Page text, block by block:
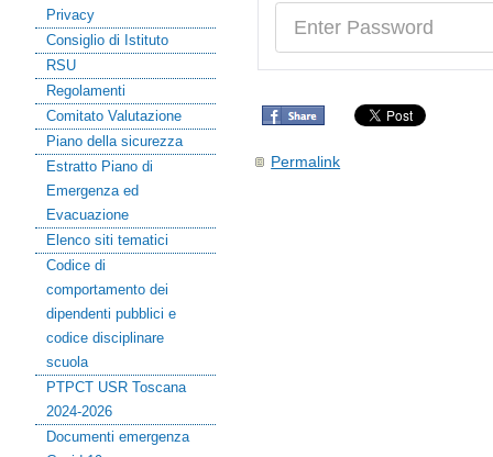
Privacy
Consiglio di Istituto
RSU
Regolamenti
Comitato Valutazione
Piano della sicurezza
Estratto Piano di
Emergenza ed
Evacuazione
Elenco siti tematici
Codice di
comportamento dei
dipendenti pubblici e
codice disciplinare
scuola
PTPCT USR Toscana
2024-2026
Documenti emergenza
Permalink